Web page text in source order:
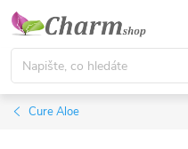
Přejít
obsah
Cure Aloe